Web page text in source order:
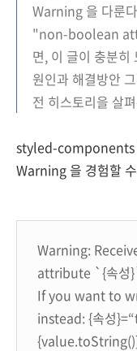
Warning 을 다룬
"non-boolean
면, 이 글이 충분히
원인과 해결방안
전 히스토리을 살
styled-components
Warning 을 경험할
Warning:
attribute `{속성
If you want to
instead: {속성